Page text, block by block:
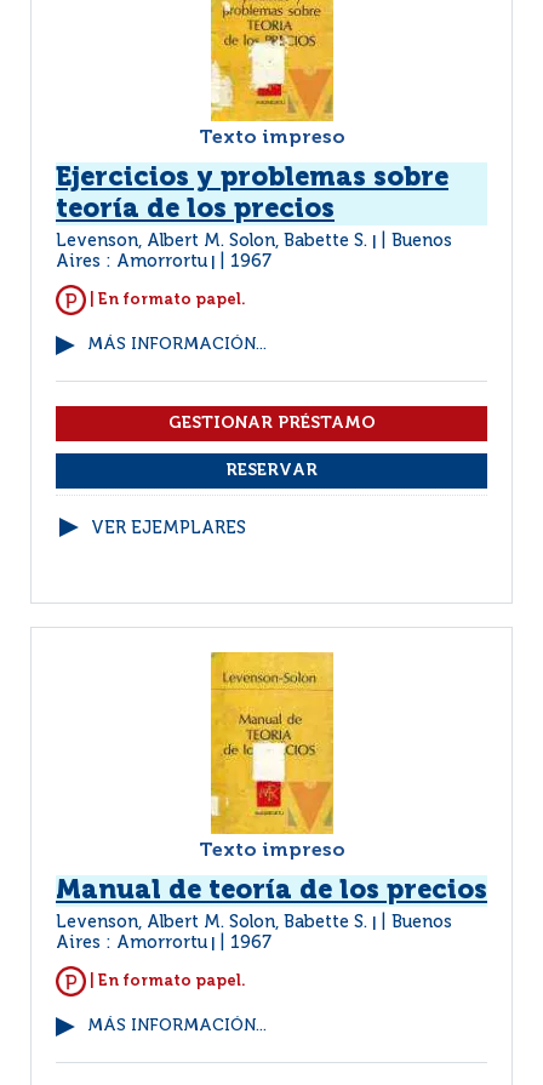
Texto impreso
Ejercicios y problemas sobre
teoría de los precios
Levenson, Albert M. Solon, Babette S.
Buenos
Aires : Amorrortu
1967
| En formato papel.
MÁS INFORMACIÓN...
VER EJEMPLARES
Texto impreso
Manual de teoría de los precios
Levenson, Albert M. Solon, Babette S.
Buenos
Aires : Amorrortu
1967
| En formato papel.
MÁS INFORMACIÓN...